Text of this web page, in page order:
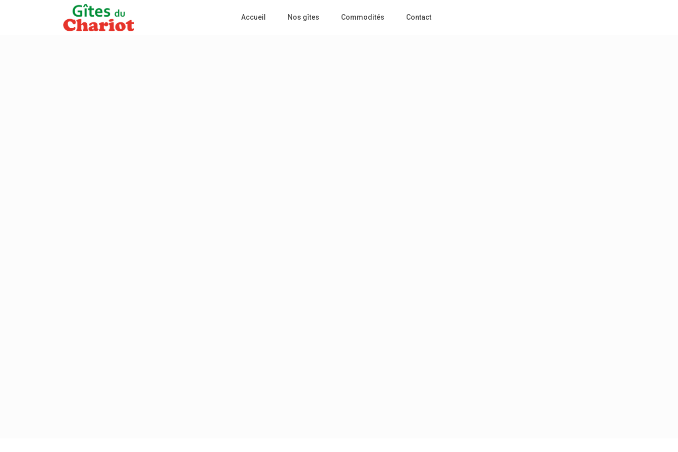
Accueil Nos gîtes Commodités Contact